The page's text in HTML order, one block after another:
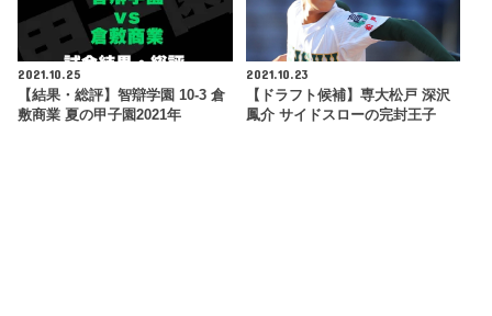
2021.10.25
【結果・総評】智辯学園 10-3 倉
敷商業 夏の甲子園2021年
2021.10.23
【ドラフト候補】専大松戸 深沢
鳳介 サイドスローの完封王子